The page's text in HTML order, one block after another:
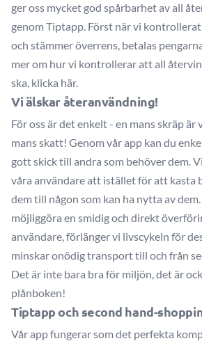
ger oss mycket god spårbarhet av all
genom Tiptapp. Först när vi
och stämmer överrens, betalas
mer om hur vi kontrollerar att all
ska, klicka här.
Vi älskar återanvändning!
För oss är det enkelt - en mans skräp är
mans skatt! Genom vår app kan du
gott skick till andra som behöver dem.
våra användare att istället för att kasta
dem till någon som kan ha nytta av
möjliggöra en smidig och direkt
användare, förlänger vi livscykeln för
minskar onödig transport till och från
Det är inte bara bra för miljön, det är
plånboken!
Tiptapp och second hand-
Vår app fungerar som det perfekta